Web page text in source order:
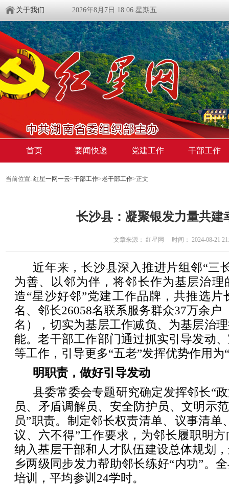
关于我们 2026年8月7日 18:06 星期五
首页 要闻快递 党建工作 干部工作
当前位置: 红星一网一云>干部工作>老干部工作>正文
长沙县：凝聚银发力量共建
文章来源： 红星网 时间： 2024-08-21
近年来，长沙县深入推进片组邻“三
为善、以邻为伴，将邻长作为基层治理
造“星沙好邻”党建工作品牌，共推选片
名、邻长26058名联系服务群众37万余户
名），切实为基层工作减负、为基层治
能。老干部工作部门通过抓实引导发动
等工作，引导更多“五老”发挥优势作用为
明职责，做好引导发动
县委常委会专题研究确定发挥邻长“
员、矛盾调解员、安全防护员、文明示
员”职责。制定邻长权责清单、议事清单
议、六不得”工作要求，为邻长履职明
纳入基层干部和人才队伍建设总体规划
乡两级同步发力帮助邻长练好“内功”。
培训，平均参训24学时。